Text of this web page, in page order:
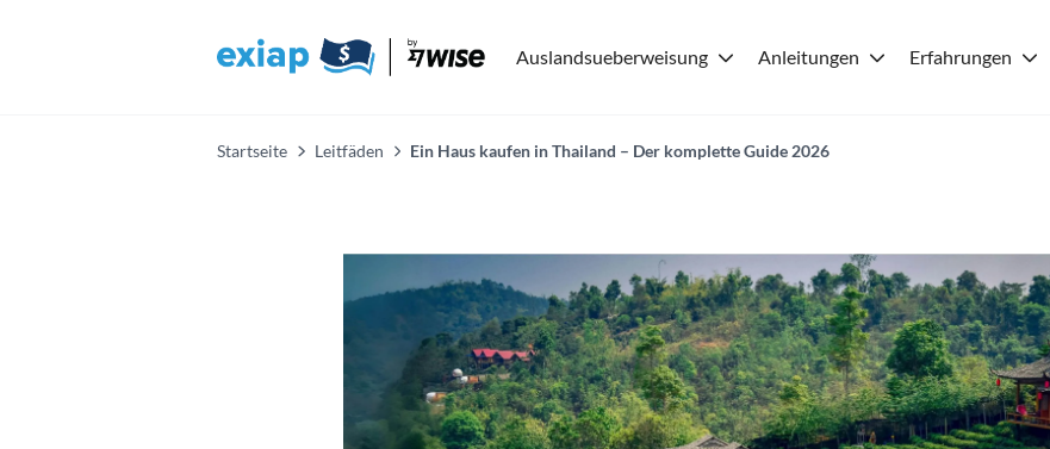
Auslandsueberweisung Anleitungen Erfahrungen
Startseite Leitfäden Ein Haus kaufen in Thailand – Der komplette Guide 2026